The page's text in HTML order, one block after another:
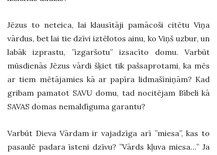
Jēzus to neteica, lai klausītāji pamācoši citētu Viņa
vārdus, bet lai tie dzīvi iztēlotos ainu, ko Viņš uzbur, un
labāk izprastu, ”izgaršotu” izsacīto domu. Varbūt
mūsdienās Jēzus vārdi šķiet tik pašsaprotami, ka mēs
ar tiem mētājamies kā ar papīra lidmašīniņām? Kad
gribam pamatot SAVU domu, tad nocitējam Bībeli kā
SAVAS domas nemaldīguma garantu?
Varbūt Dieva Vārdam ir vajadzīga arī ”miesa”, kas to
pasaulē padara īsteni dzīvu? ”Vārds kļuva miesa…” Ja